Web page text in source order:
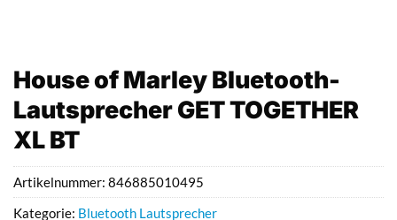
House of Marley Bluetooth-
Lautsprecher GET TOGETHER
XL BT
Artikelnummer: 846885010495
Kategorie: Bluetooth Lautsprecher